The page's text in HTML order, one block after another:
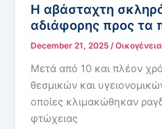
Η αβάσταχτη
αδιάφορης προς τα
December 21, 2025/
Μετά από 10 και πλέον
θεσμικών και
οποίες κλιμακώθηκαν
φτώχειας